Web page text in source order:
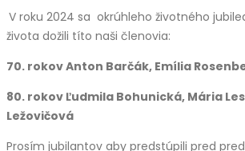
V roku 2024 sa okrúhleho životného
života dožili títo naši členovia:
70. rokov Anton Barčák, Emília
80. rokov Ľudmila Bohunická, Mária
Ležovičová
Prosím jubilantov aby predstúpili pred